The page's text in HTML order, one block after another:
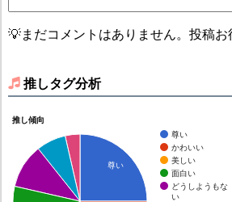
💡まだコメントはありません。投稿お
推しタグ分析
推し傾向
尊い
かわいい
美しい
面白い
どうしようもな
い
尊い